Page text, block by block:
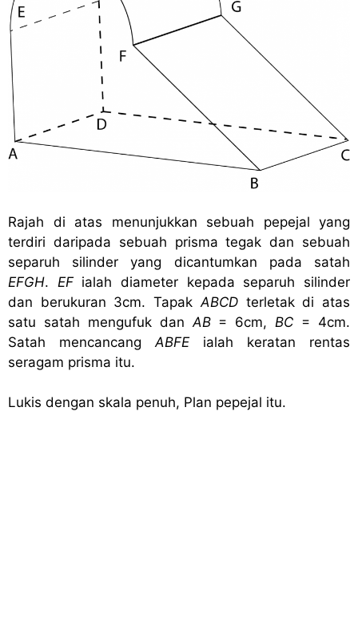
Rajah di atas menunjukkan sebuah pepejal yang
terdiri daripada sebuah prisma tegak dan sebuah
separuh silinder yang dicantumkan pada satah
EFGH. EFialah diameter kepada separuh silinder
dan berukuran 3cm. TapakABCD terletak di atas
satu satah mengufukdanAB= 6cm,BC = 4cm.
Satah mencancangABFE ialah keratan rentas
seragam prisma itu.
Lukis dengan skala penuh, Plan pepejal itu.